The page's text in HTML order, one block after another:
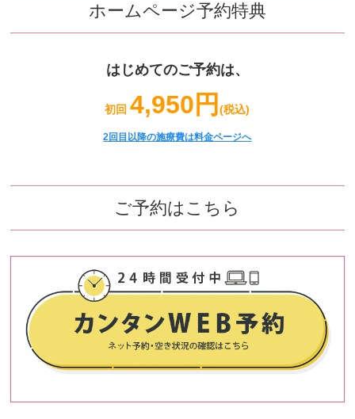
ホームページ予約特典
はじめてのご予約は、
初回4,950円(税込)
2回目以降の施療費は料金ページへ
ご予約はこちら